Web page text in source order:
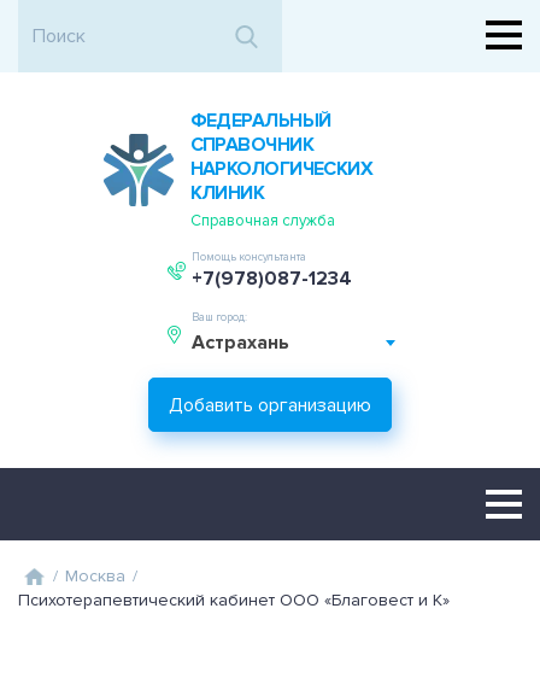
ФЕДЕРАЛЬНЫЙ
СПРАВОЧНИК
НАРКОЛОГИЧЕСКИХ
КЛИНИК
Справочная служба
Помощь консультанта
+7(978)087-1234
Ваш город:
Астрахань
Добавить организацию
/ Москва /
Психотерапевтический кабинет ООО «Благовест и К»